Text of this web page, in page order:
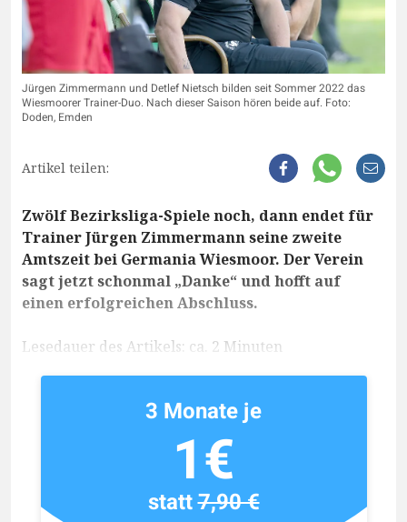
Jürgen Zimmermann und Detlef Nietsch bilden seit Sommer 2022 das
Wiesmoorer Trainer-Duo. Nach dieser Saison hören beide auf. Foto:
Doden, Emden
Artikel teilen:
Zwölf Bezirksliga-Spiele noch, dann endet für
Trainer Jürgen Zimmermann seine zweite
Amtszeit bei Germania Wiesmoor. Der Verein
sagt jetzt schonmal „Danke“ und hofft auf
einen erfolgreichen Abschluss.
Lesedauer des Artikels: ca. 2 Minuten
3 Monate je
1€
statt7,90 €